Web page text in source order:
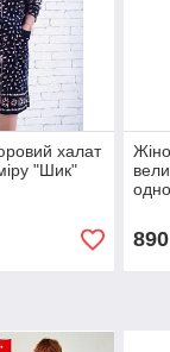
халат
"Шик"
890